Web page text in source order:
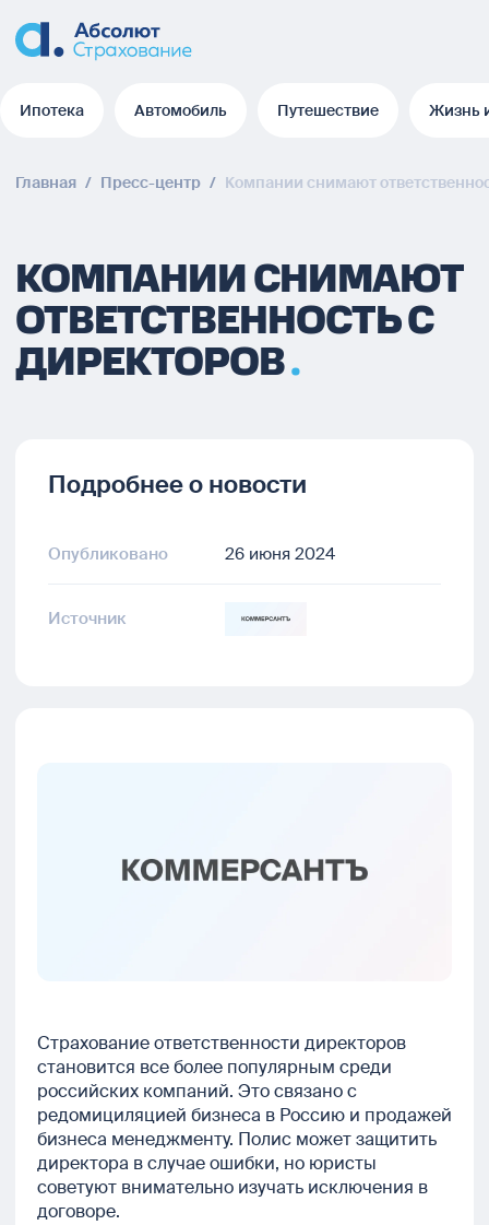
Ипотека Автомобиль Путешествие Жизнь
Главная / Пресс-центр / Компании снимают
КОМПАНИИ СНИМАЮТ
ОТВЕТСТВЕННОСТЬ С
ДИРЕКТОРОВ
Подробнее о новости
Опубликовано 26 июня 2024
Источник
Страхование ответственности директоров
становится все более популярным среди
российских компаний. Это связано с
редомициляцией бизнеса в Россию и продажей
бизнеса менеджменту. Полис может защитить
директора в случае ошибки, но юристы
советуют внимательно изучать исключения в
договоре.